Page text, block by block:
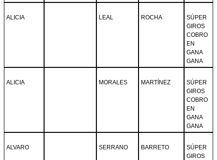
ALICIA LEAL ROCHA
SÚPER
GIROS
COBRO
EN
GANA
GANA
ALICIA MORALES MARTÍNEZ
SÚPER
GIROS
COBRO
EN
GANA
GANA
ALVARO SERRANO BARRETO
SÚPER
GIROS